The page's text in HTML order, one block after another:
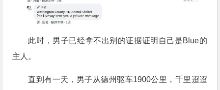
此时，男子已经拿不出别的证据证明自己是Blue的
主人。
直到有一天，男子从德州驱车1900公里，千里迢迢